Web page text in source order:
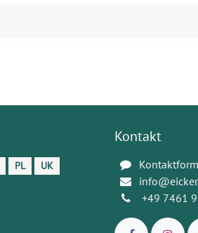
PL
UK
Kontakt
+49 7461